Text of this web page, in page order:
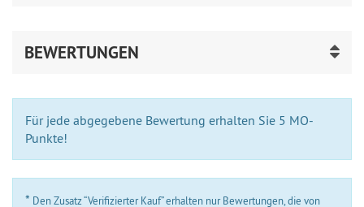
BEWERTUNGEN
Für jede abgegebene Bewertung erhalten Sie 5 MO-
Punkte!
* Den Zusatz “Verifizierter Kauf” erhalten nur Bewertungen, die von